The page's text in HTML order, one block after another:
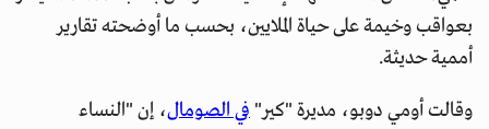
بعواقب وخيمة على حياة الملايين، بحسب ما أوضحته تقارير
أممية حديثة.
وقالت أومي دوبو، مديرة "كير" في الصومال، إن "النساء